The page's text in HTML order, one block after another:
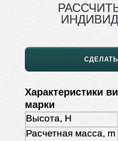
Характеристики
марки
Высота, H
Расчетная масса, m